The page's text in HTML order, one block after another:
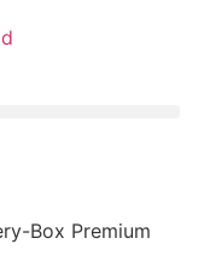
Box Premium